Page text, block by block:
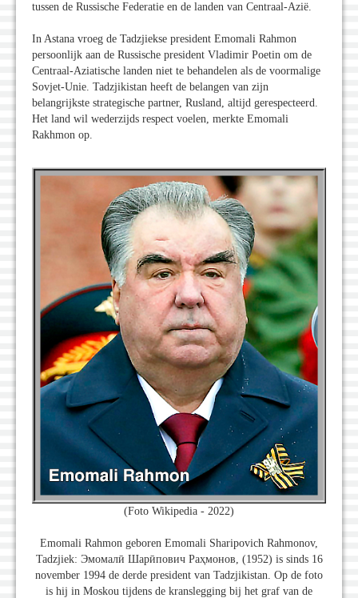
tussen de Russische Federatie en de landen van Centraal-Azië.
In Astana vroeg de Tadzjiekse president Emomali Rahmon
persoonlijk aan de Russische president Vladimir Poetin om de
Centraal-Aziatische landen niet te behandelen als de voormalige
Sovjet-Unie. Tadzjikistan heeft de belangen van zijn
belangrijkste strategische partner, Rusland, altijd gerespecteerd.
Het land wil wederzijds respect voelen, merkte Emomali
Rakhmon op.
(Foto Wikipedia - 2022)
Emomali Rahmon geboren Emomali Sharipovich Rahmonov,
Tadzjiek: Эмомалӣ Шарӣпович Раҳмонов, (1952) is sinds 16
november 1994 de derde president van Tadzjikistan. Op de foto
is hij in Moskou tijdens de kranslegging bij het graf van de